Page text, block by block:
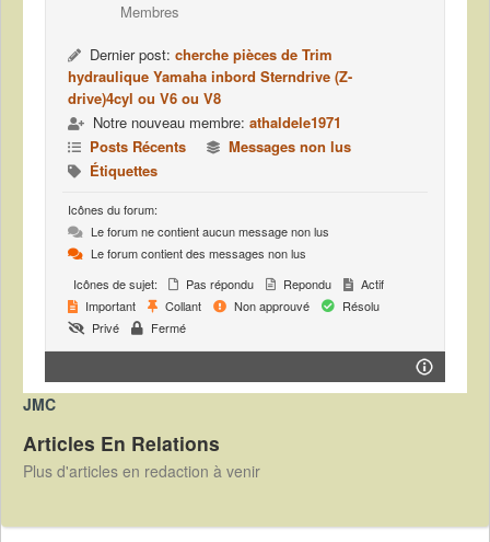
Membres
Dernier post: cherche pièces de Trim
hydraulique Yamaha inbord Sterndrive (Z-
drive)4cyl ou V6 ou V8
Notre nouveau membre: athaldele1971
Posts Récents
Messages non lus
Étiquettes
Icônes du forum:
Le forum ne contient aucun message non lus
Le forum contient des messages non lus
Icônes de sujet:
Pas répondu Repondu
Actif
Important
Collant Non approuvé
Résolu
Privé
Fermé
JMC
Articles En Relations
Plus d'articles en redaction à venir